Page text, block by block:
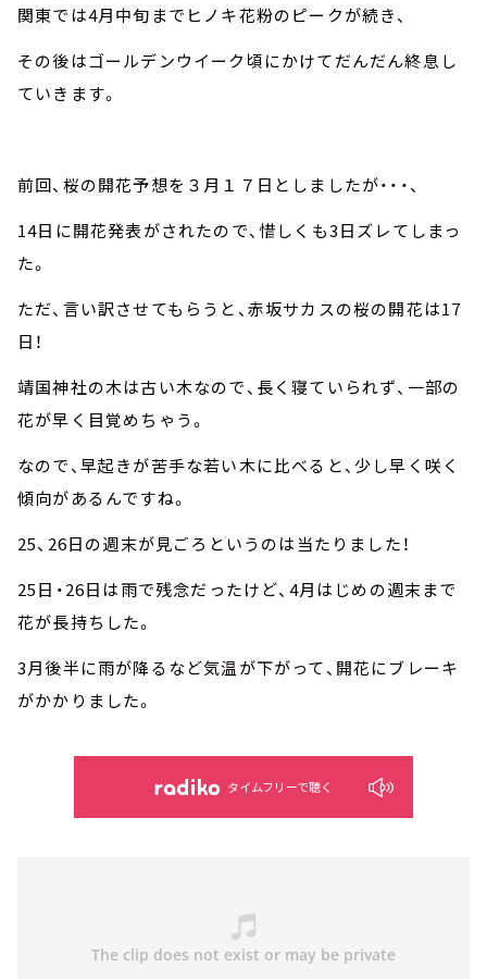
関東では4月中旬までヒノキ花粉のピークが続き、
その後はゴールデンウイーク頃にかけてだんだん終息し
ていきます。
前回、桜の開花予想を３月１７日としましたが・・・、
14日に開花発表がされたので、惜しくも3日ズレてしまっ
た。
ただ、言い訳させてもらうと、赤坂サカスの桜の開花は17
日！
靖国神社の木は古い木なので、長く寝ていられず、一部の
花が早く目覚めちゃう。
なので、早起きが苦手な若い木に比べると、少し早く咲く
傾向があるんですね。
25、 26日の週末が見ごろというのは当たりました！
25日・26日は雨で残念だったけど、 4月はじめの週末まで
花が長持ちした。
3月後半に雨が降るなど気温が下がって、開花にブレーキ
がかかりました。
タイムフリーで聴く